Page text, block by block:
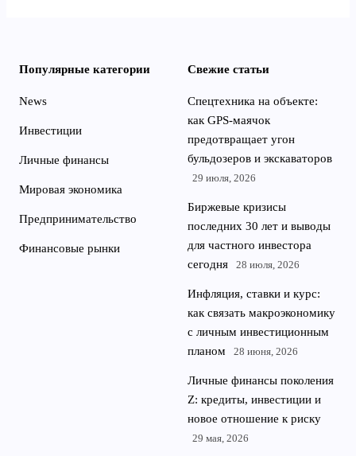
Популярные категории
News
Инвестиции
Личные финансы
Мировая экономика
Предпринимательство
Финансовые рынки
Свежие статьи
Спецтехника на объекте:
как GPS-маячок
предотвращает угон
бульдозеров и экскаваторов
29 июля, 2026
Биржевые кризисы
последних 30 лет и выводы
для частного инвестора
сегодня
28 июля, 2026
Инфляция, ставки и курс:
как связать макроэкономику
с личным инвестиционным
планом
28 июня, 2026
Личные финансы поколения
Z: кредиты, инвестиции и
новое отношение к риску
29 мая, 2026